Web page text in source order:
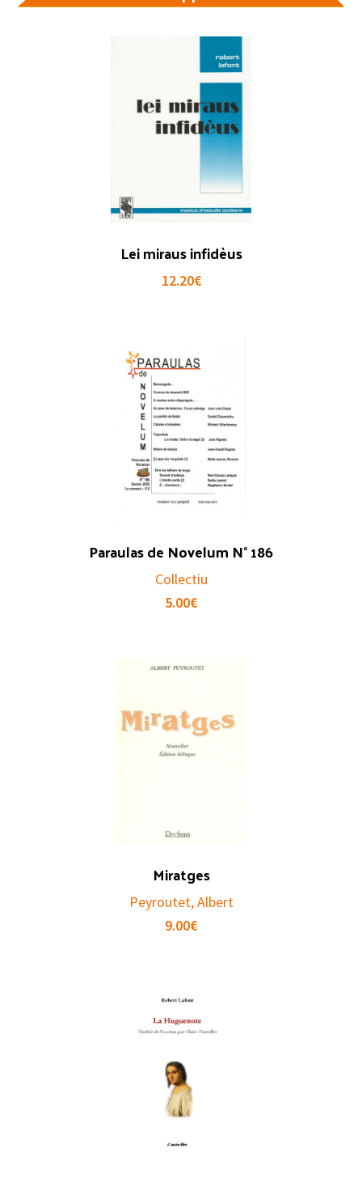
Lei miraus infidèus
12.20€
Paraulas de Novelum N° 186
Collectiu
5.00€
Miratges
Peyroutet, Albert
9.00€